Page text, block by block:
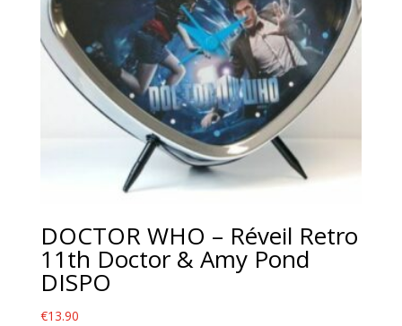
DOCTOR WHO – Réveil Retro
11th Doctor & Amy Pond
DISPO
€13.90